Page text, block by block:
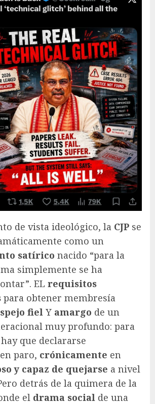
de vista ideológico, la CJP se
como un
satírico nacido “para la
simplemente se ha
EL requisitos
para obtener membresía
fiel Y amargo de un
muy profundo: para
que declararse
paro, crónicamente en
y capaz de quejarse a nivel
detrás de la quimera de la
el drama social de una